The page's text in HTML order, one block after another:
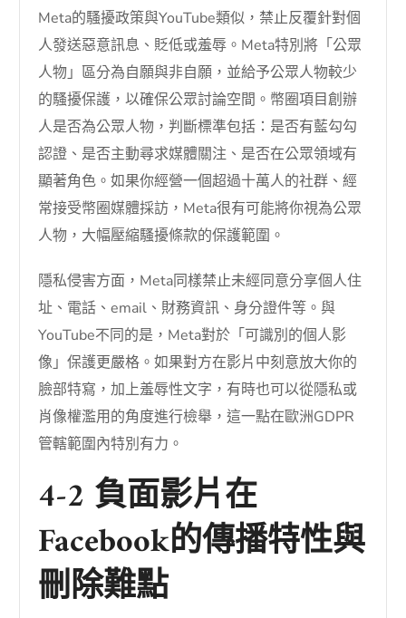
Meta的騷擾政策與YouTube類似，禁止反覆針對個
人發送惡意訊息、貶低或羞辱。Meta特別將「公眾
人物」區分為自願與非自願，並給予公眾人物較少
的騷擾保護，以確保公眾討論空間。幣圈項目創辦
人是否為公眾人物，判斷標準包括：是否有藍勾勾
認證、是否主動尋求媒體關注、是否在公眾領域有
顯著角色。如果你經營一個超過十萬人的社群、經
常接受幣圈媒體採訪，Meta很有可能將你視為公眾
人物，大幅壓縮騷擾條款的保護範圍。
隱私侵害方面，Meta同樣禁止未經同意分享個人住
址、電話、email、財務資訊、身分證件等。與
YouTube不同的是，Meta對於「可識別的個人影
像」保護更嚴格。如果對方在影片中刻意放大你的
臉部特寫，加上羞辱性文字，有時也可以從隱私或
肖像權濫用的角度進行檢舉，這一點在歐洲GDPR
管轄範圍內特別有力。
4-2 負面影片在
Facebook的傳播特性與
刪除難點